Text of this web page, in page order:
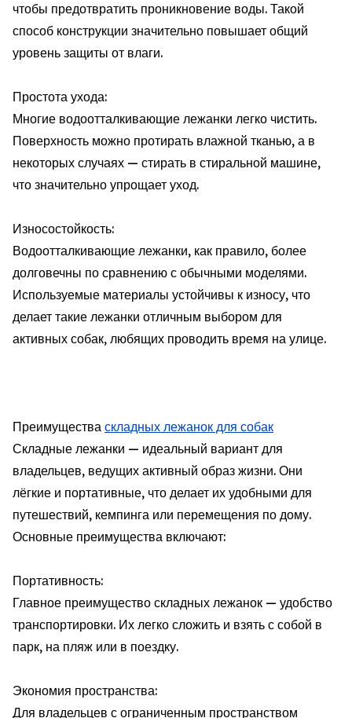
чтобы предотвратить проникновение воды. Такой
способ конструкции значительно повышает общий
уровень защиты от влаги.
Простота ухода:
Многие водоотталкивающие лежанки легко чистить.
Поверхность можно протирать влажной тканью, а в
некоторых случаях — стирать в стиральной машине,
что значительно упрощает уход.
Износостойкость:
Водоотталкивающие лежанки, как правило, более
долговечны по сравнению с обычными моделями.
Используемые материалы устойчивы к износу, что
делает такие лежанки отличным выбором для
активных собак, любящих проводить время на улице.
Преимущества складных лежанок для собак
Складные лежанки — идеальный вариант для
владельцев, ведущих активный образ жизни. Они
лёгкие и портативные, что делает их удобными для
путешествий, кемпинга или перемещения по дому.
Основные преимущества включают:
Портативность:
Главное преимущество складных лежанок — удобство
транспортировки. Их легко сложить и взять с собой в
парк, на пляж или в поездку.
Экономия пространства:
Для владельцев с ограниченным пространством